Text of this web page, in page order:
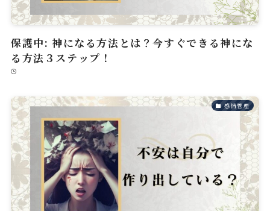
保護中: 神になる方法とは？今すぐできる神にな
る方法３ステップ！
感情管理